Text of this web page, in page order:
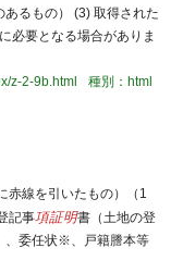
あるもの） (3) 取得された
必要となる場合がありま
z-2-9b.html
種別：html
赤線を引いたもの）（1
記事項証明書（土地の登
、委任状※、戸籍謄本等